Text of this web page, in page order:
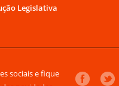
Legislativa
sociais e fique